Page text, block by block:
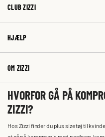
CLUB ZIZZI
HJÆLP
OM ZIZZI
HVORFOR GÅ PÅ
ZIZZI?
Hos Zizzi finder du plus size tøj til